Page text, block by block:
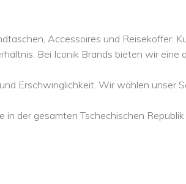
Accessoires und Reisekoffer.
Bei Iconik Brands bieten wir
Erschwinglichkeit. Wir wählen
in der gesamten Tschechischen